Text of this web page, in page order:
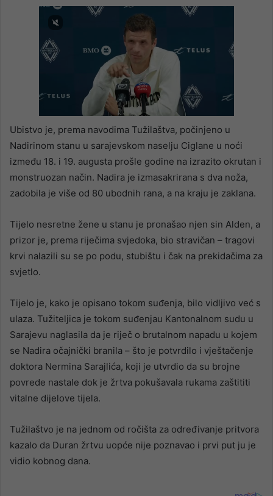
Ubistvo je, prema navodima Tužilaštva, počinjeno u
Nadirinom stanu u sarajevskom naselju Ciglane u noći
između 18. i 19. augusta prošle godine na izrazito okrutan i
monstruozan način. Nadira je izmasakrirana s dva noža,
zadobila je više od 80 ubodnih rana, a na kraju je zaklana.
Tijelo nesretne žene u stanu je pronašao njen sin Alden, a
prizor je, prema riječima svjedoka, bio stravičan – tragovi
krvi nalazili su se po podu, stubištu i čak na prekidačima za
svjetlo.
Tijelo je, kako je opisano tokom suđenja, bilo vidljivo već s
ulaza. Tužiteljica je tokom suđenjau Kantonalnom sudu u
Sarajevu naglasila da je riječ o brutalnom napadu u kojem
se Nadira očajnički branila – što je potvrdilo i vještačenje
doktora Nermina Sarajlića, koji je utvrdio da su brojne
povrede nastale dok je žrtva pokušavala rukama zaštititi
vitalne dijelove tijela.
Tužilaštvo je na jednom od ročišta za određivanje pritvora
kazalo da Duran žrtvu uopće nije poznavao i prvi put ju je
vidio kobnog dana.